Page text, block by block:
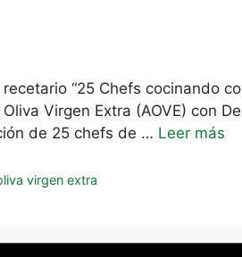
“25 Chefs cocinando
Virgen Extra (AOVE) con
de 25 chefs de … Leer más
virgen extra